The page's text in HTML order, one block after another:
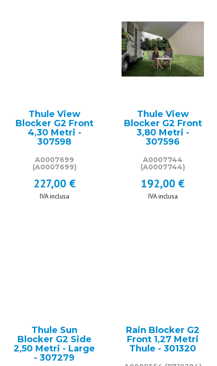
Thule View
Blocker G2 Front
4,30 Metri -
307598
A0007699
(A0007699)
227,00 €
IVA inclusa
Thule View
Blocker G2 Front
3,80 Metri -
307596
A0007744
(A0007744)
192,00 €
IVA inclusa
Thule Sun
Blocker G2 Side
2,50 Metri - Large
- 307279
Rain Blocker G2
Front 1,27 Metri
Thule - 301320